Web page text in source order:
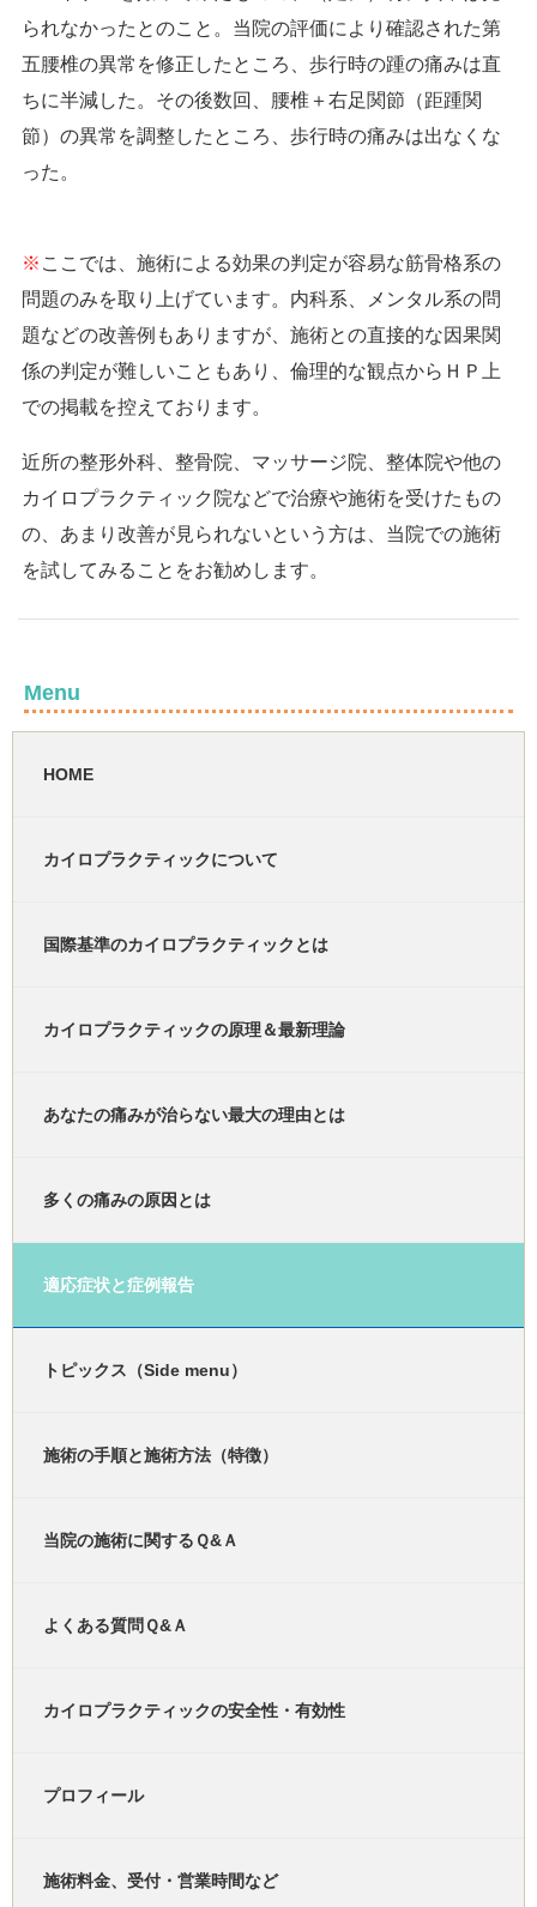
られなかったとのこと。当院の評価により確認された第
五腰椎の異常を修正したところ、歩行時の踵の痛みは直
ちに半減した。その後数回、腰椎＋右足関節（距踵関
節）の異常を調整したところ、歩行時の痛みは出なくな
った。
※ ここでは、施術による効果の判定が容易な筋骨格系の
問題のみを取り上げています。内科系、メンタル系の問
題などの改善例もありますが、施術との直接的な因果関
係の判定が難しいこともあり、倫理的な観点からＨＰ上
での掲載を控えております。
近所の整形外科、整骨院、マッサージ院、整体院や他の
カイロプラクティック院などで治療や施術を受けたもの
の、あまり改善が見られないという方は、当院での施術
を試してみることをお勧めします。
Menu
HOME
カイロプラクティックについて
国際基準のカイロプラクティックとは
カイロプラクティックの原理＆最新理論
あなたの痛みが治らない最大の理由とは
多くの痛みの原因とは
適応症状と症例報告
トピックス（Side menu）
施術の手順と施術方法（特徴）
当院の施術に関するＱ&Ａ
よくある質問Ｑ&Ａ
カイロプラクティックの安全性・有効性
プロフィール
施術料金、受付・営業時間など